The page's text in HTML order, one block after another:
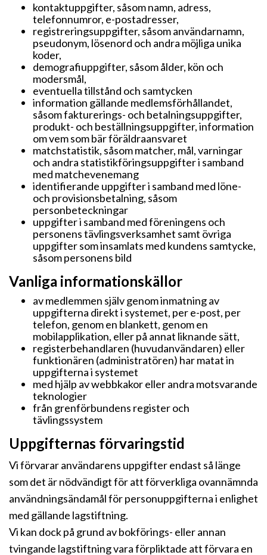
kontaktuppgifter, såsom namn, adress,
telefonnumror, e-postadresser,
registreringsuppgifter, såsom användarnamn,
pseudonym, lösenord och andra möjliga unika
koder,
demografiuppgifter, såsom ålder, kön och
modersmål,
eventuella tillstånd och samtycken
information gällande medlemsförhållandet,
såsom fakturerings- och betalningsuppgifter,
produkt- och beställningsuppgifter, information
om vem som bär föräldraansvaret
matchstatistik, såsom matcher, mål, varningar
och andra statistikföringsuppgifter i samband
med matchevenemang
identifierande uppgifter i samband med löne-
och provisionsbetalning, såsom
personbeteckningar
uppgifter i samband med föreningens och
personens tävlingsverksamhet samt övriga
uppgifter som insamlats med kundens samtycke,
såsom personens bild
Vanliga informationskällor
av medlemmen själv genom inmatning av
uppgifterna direkt i systemet, per e-post, per
telefon, genom en blankett, genom en
mobilapplikation, eller på annat liknande sätt,
registerbehandlaren (huvudanvändaren) eller
funktionären (administratören) har matat in
uppgifterna i systemet
med hjälp av webbkakor eller andra motsvarande
teknologier
från grenförbundens register och
tävlingssystem
Uppgifternas förvaringstid
Vi förvarar användarens uppgifter endast så länge
som det är nödvändigt för att förverkliga ovannämnda
användningsändamål för personuppgifterna i enlighet
med gällande lagstiftning.
Vi kan dock på grund av bokförings- eller annan
tvingande lagstiftning vara förpliktade att förvara en